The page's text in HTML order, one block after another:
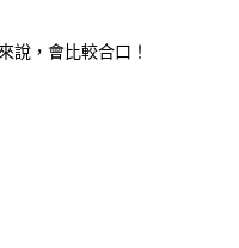
說，會比較合口！